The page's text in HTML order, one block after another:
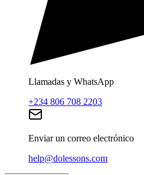
Llamadas y WhatsApp
+234 806 708 2203
Enviar un correo electrónico
help@dolessons.com